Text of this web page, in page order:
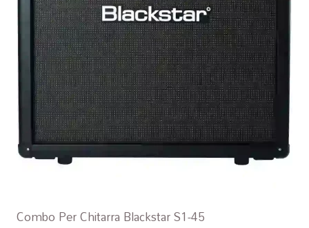
Combo Per Chitarra Blackstar S1-45